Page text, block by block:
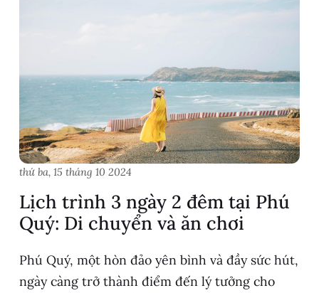
thứ ba, 15 tháng 10 2024
Lịch trình 3 ngày 2 đêm tại Phú
Quý: Di chuyển và ăn chơi
Phú Quý, một hòn đảo yên bình và đầy sức hút,
ngày càng trở thành điểm đến lý tưởng cho